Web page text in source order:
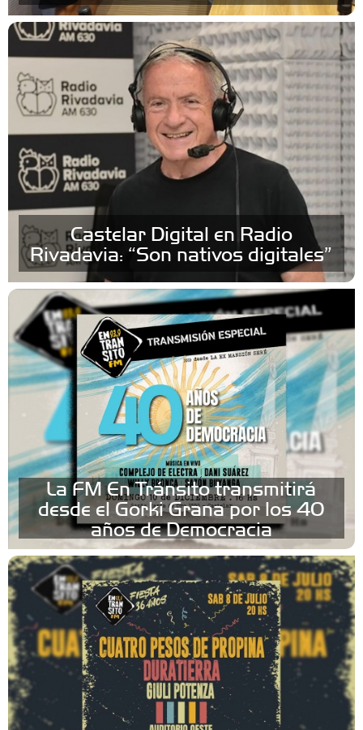
Castelar Digital en Radio
Rivadavia: “Son nativos digitales”
La FM En Tránsito transmitirá
desde el Gorki Grana por los 40
años de Democracia